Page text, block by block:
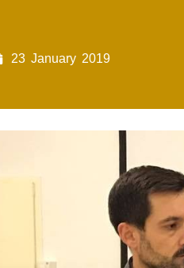
23 January 2019